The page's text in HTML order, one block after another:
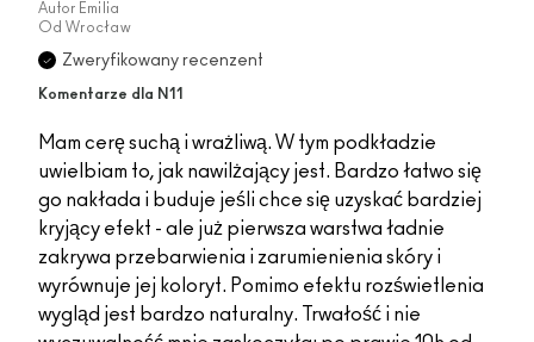
Autor Emilia
Od Wrocław
Zweryfikowany recenzent
Komentarze dla N11
Mam cerę suchą i wrażliwą. W tym podkładzie
uwielbiam to, jak nawilżający jest. Bardzo łatwo się
go nakłada i buduje jeśli chce się uzyskać bardziej
kryjący efekt - ale już pierwsza warstwa ładnie
zakrywa przebarwienia i zarumienienia skóry i
wyrównuje jej koloryt. Pomimo efektu rozświetlenia
wygląd jest bardzo naturalny. Trwałość i nie